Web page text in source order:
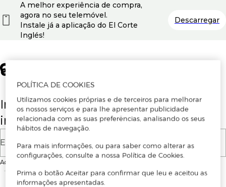
Insira o seu email para se registar ou
iniciar sessão.
E-mail
Ao continuar, aceitas as
A melhor experiência de compra,
agora no seu telemóvel.
Instale já a aplicação do El Corte
Inglés!
Descarregar
POLÍTICA DE COOKIES
Utilizamos cookies próprias e de terceiros para melhorar
os nossos serviços e para lhe apresentar publicidade
relacionada com as suas preferências, analisando os seus
hábitos de navegação.
Para mais informações, ou para saber como alterar as
configurações, consulte a nossa Política de Cookies.
Prima o botão Aceitar para confirmar que leu e aceitou as
informações apresentadas.